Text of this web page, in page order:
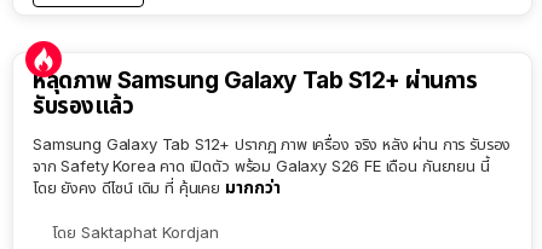
หลุดภาพ Samsung Galaxy Tab S12+ ผ่านการ
รับรองแล้ว
Samsung Galaxy Tab S12+ ปรากฏ ภาพ เครื่อง จริง หลัง ผ่าน การ รับรอง
จาก Safety Korea คาด เปิดตัว พร้อม Galaxy S26 FE เดือน กันยายน นี้
โดย ยังคง ดีไซน์ เดิม ที่ คุ้นเคย มากกว่า
โดย Saktaphat Kordjan